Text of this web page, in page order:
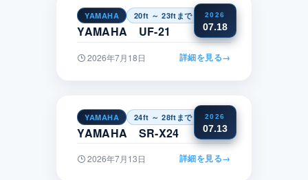
2026
07.18
YAMAHA 20ft ～ 23ftまで 近畿
YAMAHA UF-21
2026年7月18日 詳細を見る→
2026
07.13
YAMAHA 24ft ～ 28ftまで 関東
YAMAHA SR-X24
2026年7月13日 詳細を見る→